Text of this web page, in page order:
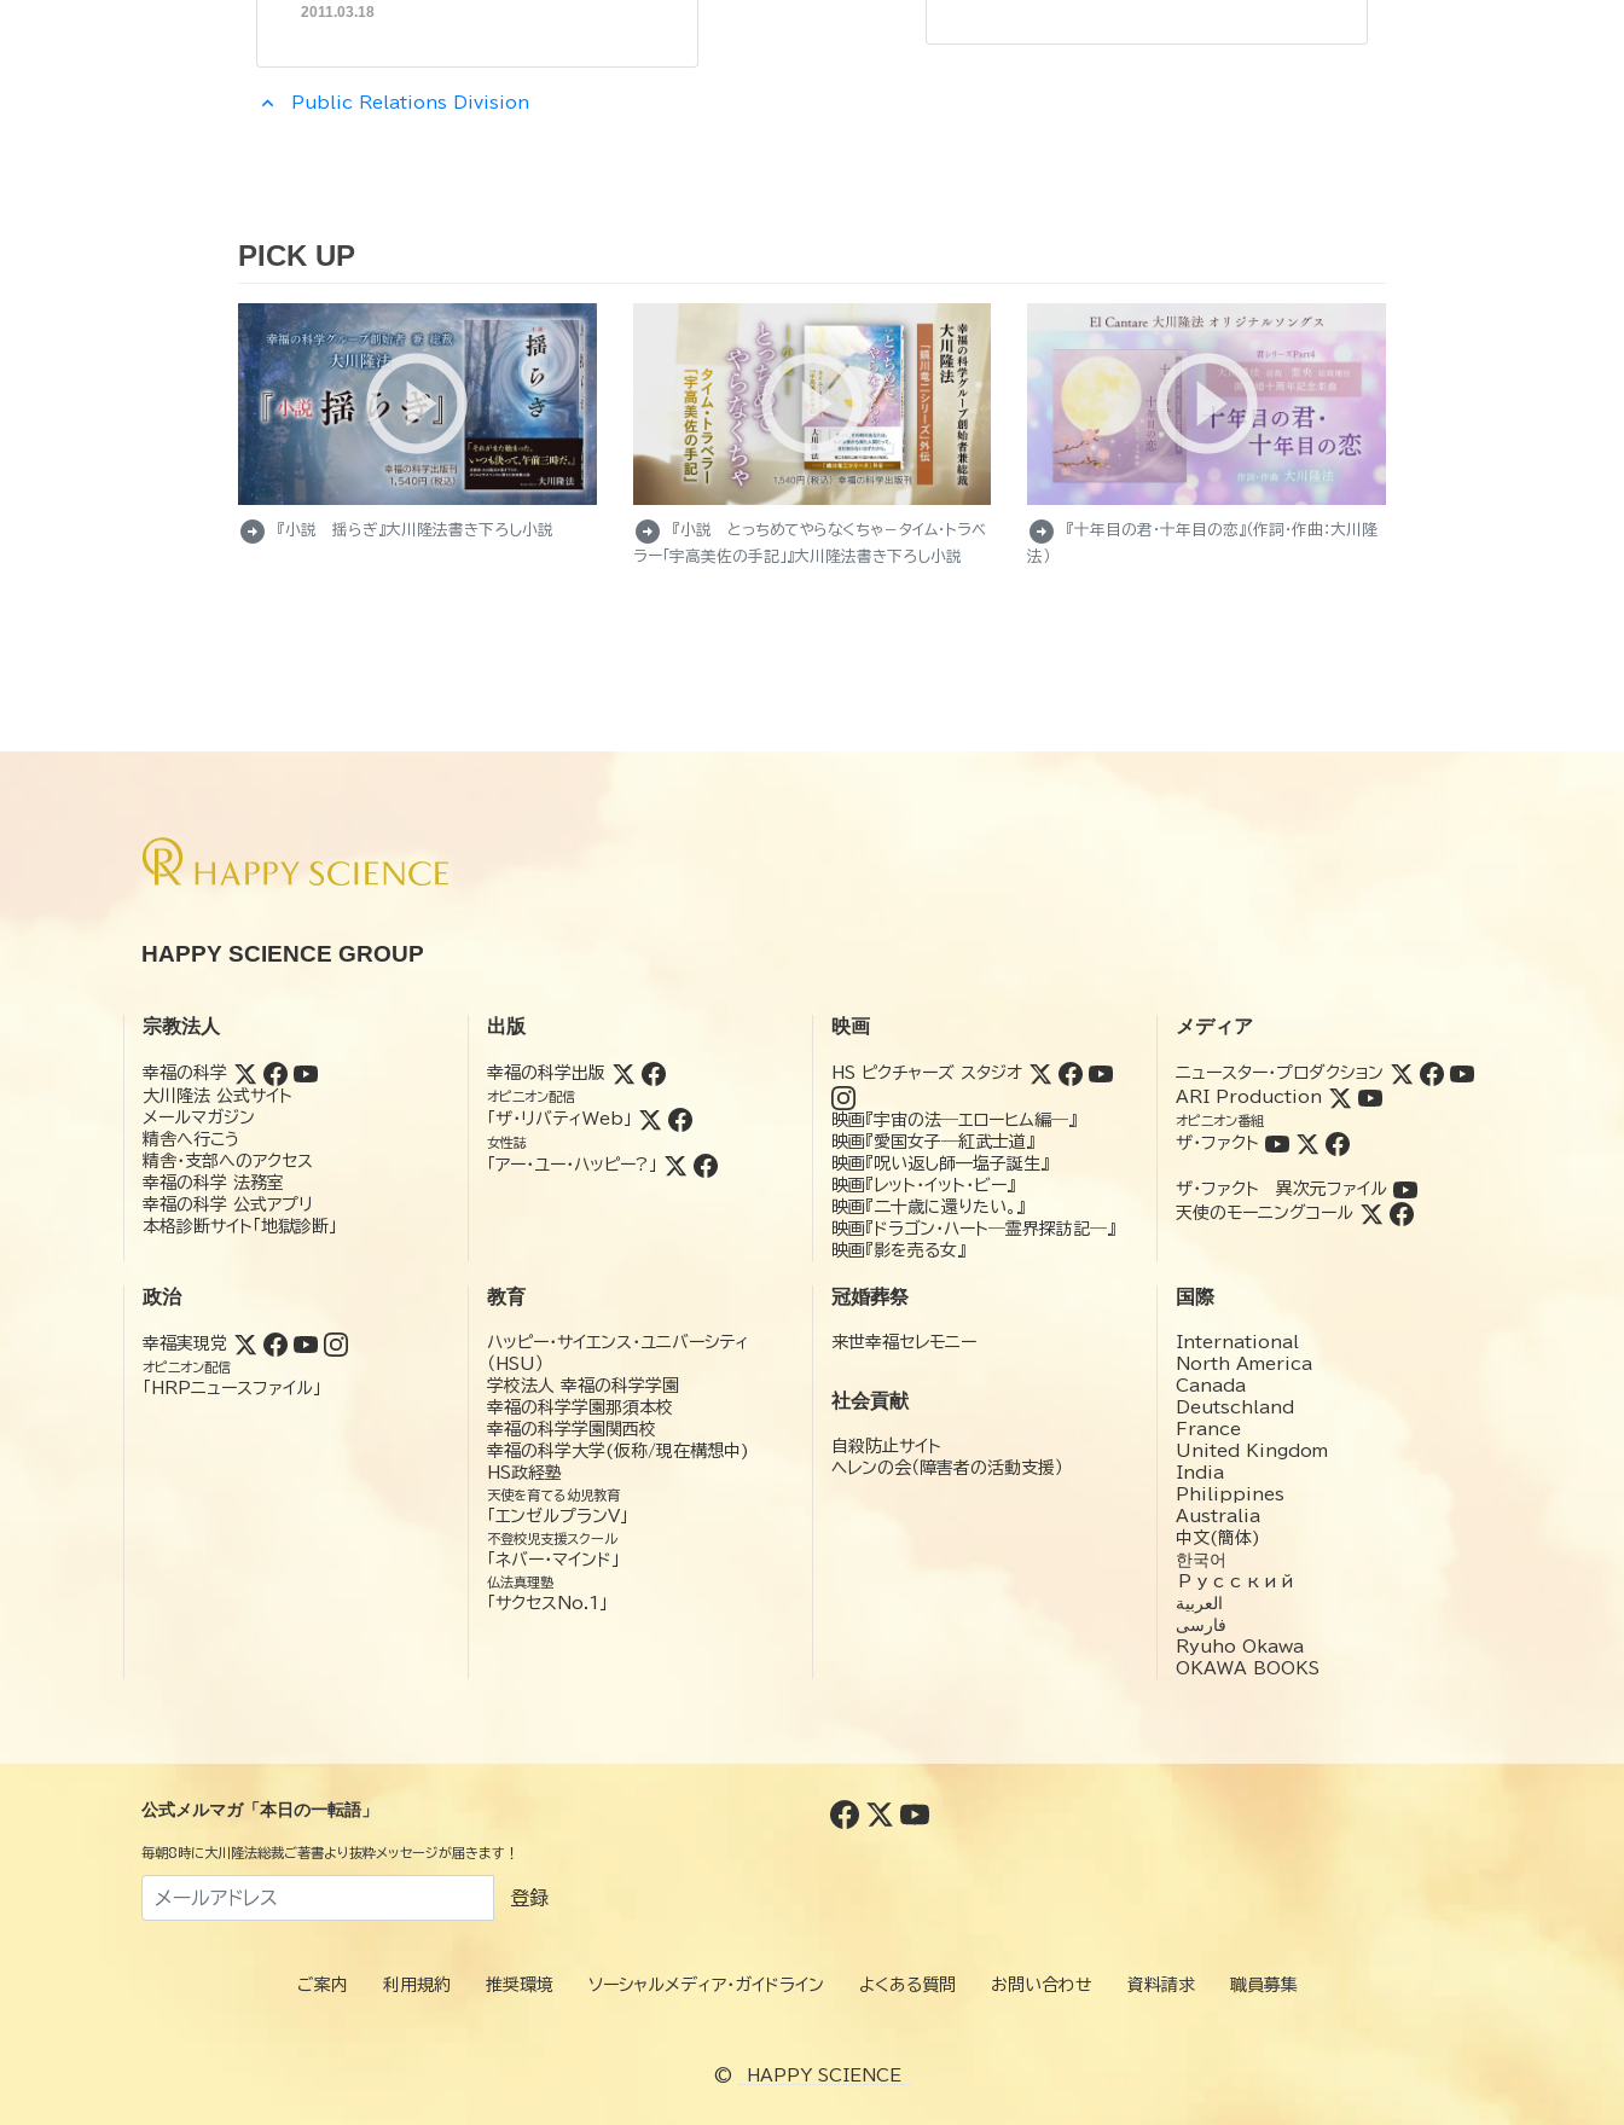
2011.03.18
expand_less Public Relations Division
PICK UP
arrow_circle_right 『小説 揺らぎ』大川隆法書き下ろし小説 arrow_circle_right
『小説 とっちめてやらなくちゃ－タイム・トラベ
ラー「宇高美佐の手記」』大川隆法書き下ろし小説
arrow_circle_right
『十年目の君・十年目の恋』（作詞・作曲：大川隆
法）
HAPPY SCIENCE GROUP
宗教法人
幸福の科学
大川隆法 公式サイト
メールマガジン
精舎へ行こう
精舎・支部へのアクセス
幸福の科学 法務室
幸福の科学 公式アプリ
本格診断サイト「地獄診断」
出版
幸福の科学出版
オピニオン配信
「ザ・リバティWeb」
女性誌
「アー・ユー・ハッピー?」
映画
HS ピクチャーズ スタジオ
映画『宇宙の法―エローヒム編―』
映画『愛国女子―紅武士道』
映画『呪い返し師—塩子誕生』
映画『レット・イット・ビー』
映画『二十歳に還りたい。』
映画『ドラゴン・ハート―霊界探訪記―』
映画『影を売る女』
メディア
ニュースター・プロダクション
ARI Production
オピニオン番組
ザ・ファクト
ザ・ファクト 異次元ファイル
天使のモーニングコール
政治
幸福実現党
オピニオン配信
「HRPニュースファイル」
教育
ハッピー・サイエンス・ユニバーシティ
（HSU）
学校法人 幸福の科学学園
幸福の科学学園那須本校
幸福の科学学園関西校
幸福の科学大学(仮称/現在構想中)
HS政経塾
天使を育てる幼児教育
「エンゼルプランV」
不登校児支援スクール
「ネバー・マインド」
仏法真理塾
「サクセスNo.1」
冠婚葬祭
来世幸福セレモニー
社会貢献
自殺防止サイト
ヘレンの会（障害者の活動支援）
国際
International
North America
Canada
Deutschland
France
United Kingdom
India
Philippines
Australia
中文(簡体)
한국어
Русский
العربية‏
فارسی
Ryuho Okawa
OKAWA BOOKS
公式メルマガ「本日の一転語」
毎朝8時に大川隆法総裁ご著書より抜粋メッセージが届きます！
登録
ご案内 利用規約 推奨環境 ソーシャルメディア・ガイドライン よくある質問 お問い合わせ 資料請求 職員募集
© HAPPY SCIENCE